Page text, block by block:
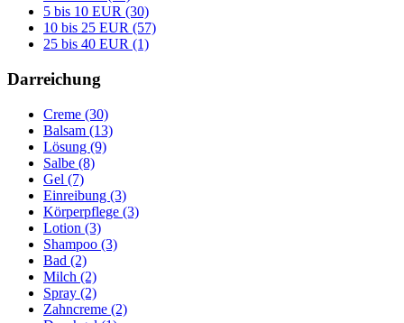
5 bis 10 EUR (30)
10 bis 25 EUR (57)
25 bis 40 EUR (1)
Darreichung
Creme (30)
Balsam (13)
Lösung (9)
Salbe (8)
Gel (7)
Einreibung (3)
Körperpflege (3)
Lotion (3)
Shampoo (3)
Bad (2)
Milch (2)
Spray (2)
Zahncreme (2)